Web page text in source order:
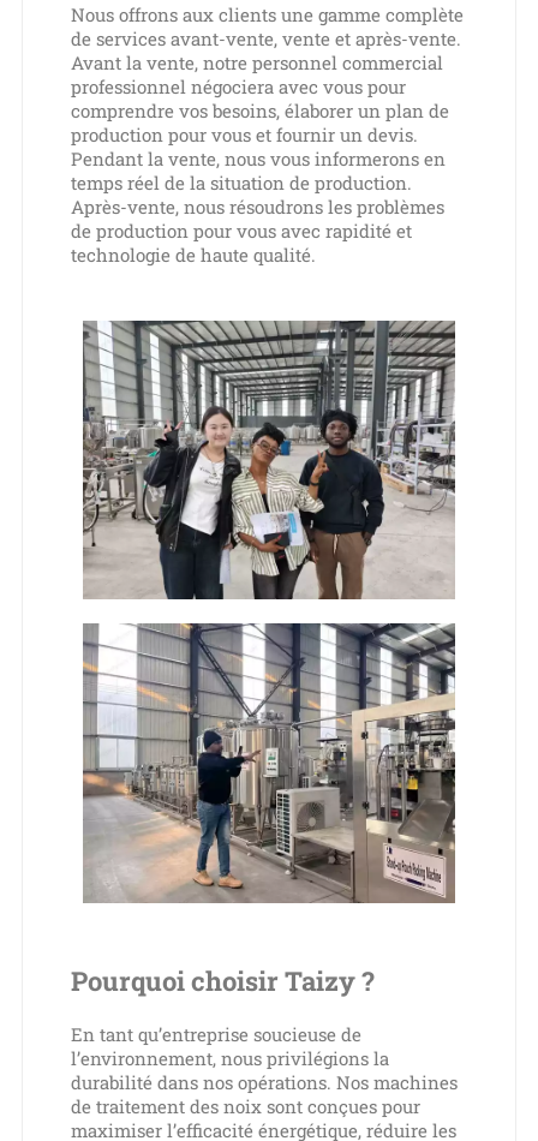
Nous offrons aux clients une gamme complète
de services avant-vente, vente et après-vente.
Avant la vente, notre personnel commercial
professionnel négociera avec vous pour
comprendre vos besoins, élaborer un plan de
production pour vous et fournir un devis.
Pendant la vente, nous vous informerons en
temps réel de la situation de production.
Après-vente, nous résoudrons les problèmes
de production pour vous avec rapidité et
technologie de haute qualité.
Pourquoi choisir Taizy ?
En tant qu’entreprise soucieuse de
l’environnement, nous privilégions la
durabilité dans nos opérations. Nos machines
de traitement des noix sont conçues pour
maximiser l’efficacité énergétique, réduire les